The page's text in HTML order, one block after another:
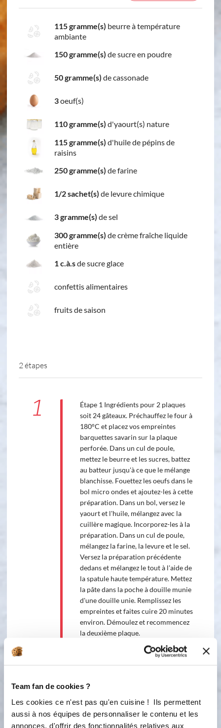
Team fan de cookies ?
Les cookies ce n'est pas qu'en cuisine ! Ils permettent
aussi à nos équipes de personnaliser le contenu et les
annonces, d'offrir des fonctionnalités relatives aux
115 gramme(s) beurre à température
ambiante
150 gramme(s) de sucre en poudre
50 gramme(s) de cassonade
3oeuf(s)
110 gramme(s) d'yaourt(s) nature
115 gramme(s) d'huile de pépins de
raisins
250 gramme(s) de farine
1/2 sachet(s) de levure chimique
3 gramme(s) de sel
300 gramme(s) de crème fraîche liquide
entière
1 c.à.sde sucre glace
confettis alimentaires
fruits de saison
2 étapes
1
Étape 1 Ingrédients pour 2 plaques
soit 24 gâteaux. Préchauffez le four à
180°C et placez vos empreintes
barquettes savarin sur la plaque
perforée. Dans un cul de poule,
mettez le beurre et les sucres, battez
au batteur jusqu'à ce que le mélange
blanchisse. Fouettez les oeufs dans le
bol micro ondes et ajoutez-les à cette
préparation. Dans un bol, versez le
yaourt et l'huile, mélangez avec la
cuillère magique. Incorporez-les à la
préparation. Dans un cul de poule,
mélangez la farine, la levure et le sel.
Versez la préparation précédente
dedans et mélangez le tout à l'aide de
la spatule haute température. Mettez
la pâte dans la poche à douille munie
d'une douille unie. Remplissez les
empreintes et faites cuire 20 minutes
environ. Démoulez et recommencez
la deuxième plaque.
Étape 2 Pendant la cuisson, montez la
le sucre. Mettez la crème dans la
poche à douille munie d'une douille
cannelée et décorez vos petits
gâteaux selon vos envies. posez des